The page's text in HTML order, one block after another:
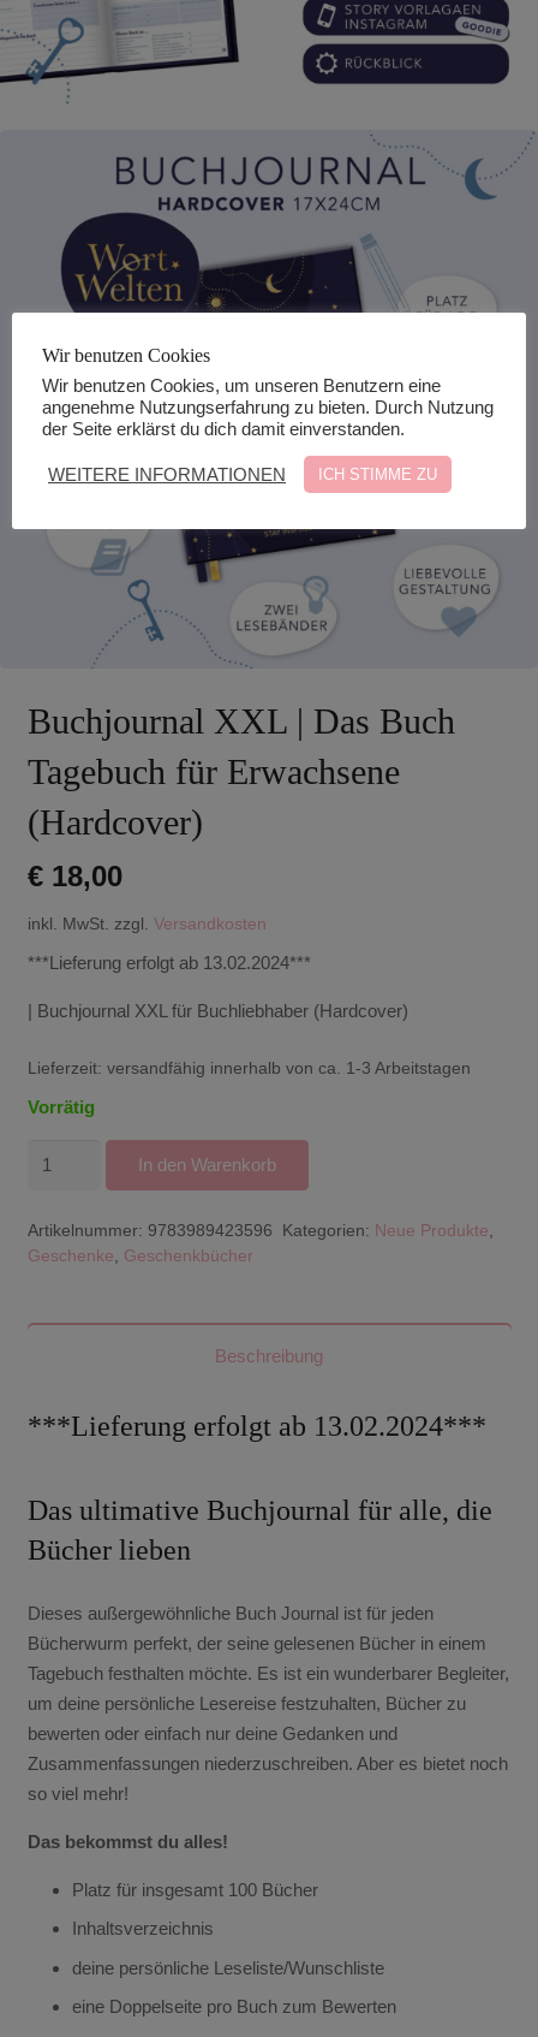
Buchjournal XXL | Das Buch
Tagebuch für Erwachsene
(Hardcover)
€18,00
inkl. MwSt. zzgl. Versandkosten
***Lieferung erfolgt ab 13.02.2024***
| Buchjournal XXL für Buchliebhaber (Hardcover)
Lieferzeit: versandfähig innerhalb von ca. 1-3 Arbeitstagen
Vorrätig
Buchjournal
für
Menge
In den Warenkorb
Artikelnummer: 9783989423596 Kategorien: Neue Produkte
Geschenke
Geschenkbücher
Beschreibung
***Lieferung erfolgt ab 13.02.2024***
Das ultimative Buchjournal für alle, die
Bücher lieben
Dieses außergewöhnliche Buch Journal ist für jeden
Bücherwurm perfekt, der seine gelesenen Bücher in einem
Tagebuch festhalten möchte. Es ist ein wunderbarer Begleiter,
um deine persönliche Lesereise festzuhalten, Bücher zu
bewerten oder einfach nur deine Gedanken und
Zusammenfassungen niederzuschreiben. Aber es bietet noch
so viel mehr!
Das bekommst du alles!
Platz für insgesamt 100 Bücher
Inhaltsverzeichnis
deine persönliche Leseliste/Wunschliste
eine Doppelseite pro Buch zum Bewerten
Wir benutzen Cookies
Wir benutzen Cookies, um unseren Benutzern eine
angenehme Nutzungserfahrung zu bieten. Durch Nutzung
der Seite erklärst du dich damit einverstanden.
WEITERE INFORMATIONEN ICH STIMME ZU